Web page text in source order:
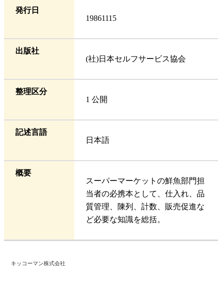
発行日
19861115
出版社
(社)日本セルフサービス協会
整理区分
1 公開
記述言語
日本語
概要
スーパーマーケットの鮮魚部門担
当者の必携本として、仕入れ、品
質管理、陳列、計数、販売促進な
ど必要な知識を総括。
キッコーマン株式会社